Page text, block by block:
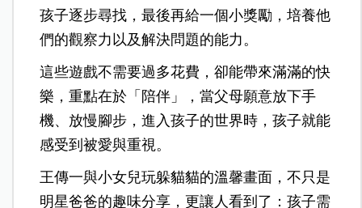
孩子逐步尋找，最後再給一個小獎勵，培養他
們的觀察力以及解決問題的能力。
這些遊戲不需要過多花費，卻能帶來滿滿的快
樂，重點在於「陪伴」，當父母願意放下手
機、放慢腳步，進入孩子的世界時，孩子就能
感受到被愛與重視。
王傳一與小女兒玩躲貓貓的溫馨畫面，不只是
明星爸爸的趣味分享，更讓人看到了：孩子需